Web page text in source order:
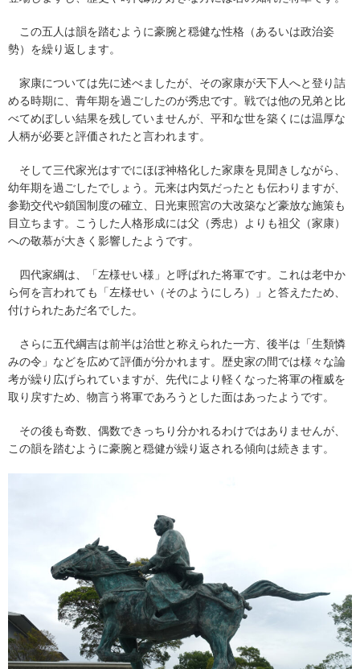
この五人は韻を踏むように豪腕と穏健な性格（あるいは政治姿
勢）を繰り返します。
家康については先に述べましたが、その家康が天下人へと登り詰
める時期に、青年期を過ごしたのが秀忠です。戦では他の兄弟と比
べてめぼしい結果を残していませんが、平和な世を築くには温厚な
人柄が必要と評価されたと言われます。
そして三代家光はすでにほぼ神格化した家康を見聞きしながら、
幼年期を過ごしたでしょう。元来は内気だったとも伝わりますが、
参勤交代や鎖国制度の確立、日光東照宮の大改築など豪放な施策も
目立ちます。こうした人格形成には父（秀忠）よりも祖父（家康）
への敬慕が大きく影響したようです。
四代家綱は、「左様せい様」と呼ばれた将軍です。これは老中か
ら何を言われても「左様せい（そのようにしろ）」と答えたため、
付けられたあだ名でした。
さらに五代綱吉は前半は治世と称えられた一方、後半は「生類憐
みの令」などを広めて評価が分かれます。歴史家の間では様々な論
考が繰り広げられていますが、先代により軽くなった将軍の権威を
取り戻すため、物言う将軍であろうとした面はあったようです。
その後も奇数、偶数できっちり分かれるわけではありませんが、
この韻を踏むように豪腕と穏健が繰り返される傾向は続きます。